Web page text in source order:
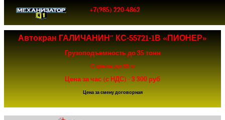
+7(985) 220-4862
Автокран ГАЛИЧАНИН" КС-55721-1В «ПИОНЕР»
Грузоподъемность до 35 тонн
Стрела до 33 м
Цена за час (с НДС) - 3 300 руб
Цена за смену договорная